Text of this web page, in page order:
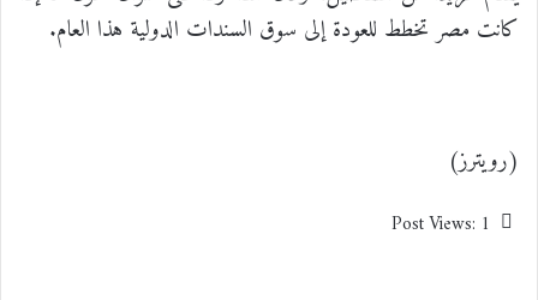
كانت مصر تخطط للعودة إلى سوق السندات الدولية هذا العام.
(رويترز)
Post Views: 1